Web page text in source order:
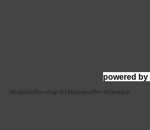
powered by
Meubelstoffen-shop.nl | Meubelstoffen Webwinkel